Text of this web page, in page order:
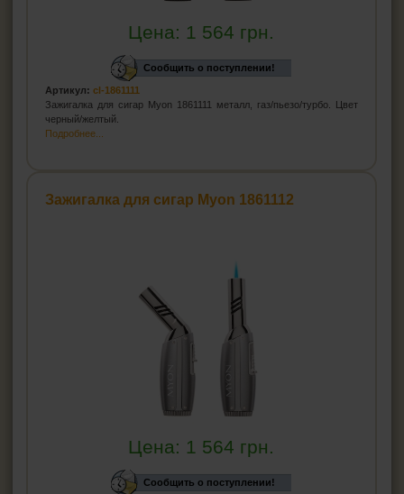
Цена: 1 564 грн.
Сообщить о поступлении!
Артикул: cl-1861111
Зажигалка для сигар Myon 1861111 металл, газ/пьезо/турбо. Цвет
черный/желтый.
Подробнее...
Зажигалка для сигар Myon 1861112
Цена: 1 564 грн.
Сообщить о поступлении!